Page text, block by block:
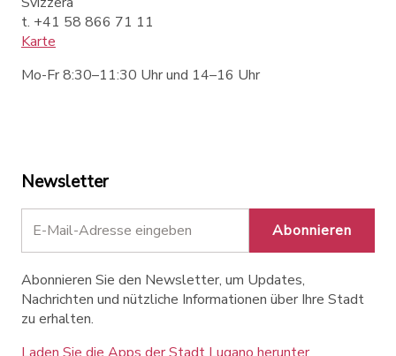
t. +41 58 866 71 11
Karte
Mo-Fr 8:30–11:30 Uhr und 14–16 Uhr
Newsletter
Abonnieren
Abonnieren Sie den Newsletter, um Updates,
Nachrichten und nützliche Informationen über Ihre Stadt
zu erhalten.